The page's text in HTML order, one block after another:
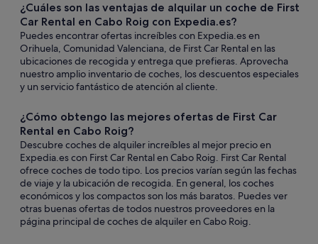
¿Cuáles son las ventajas de alquilar un coche de First
Car Rental en Cabo Roig con Expedia.es?
Puedes encontrar ofertas increíbles con Expedia.es en
Orihuela, Comunidad Valenciana, de First Car Rental en las
ubicaciones de recogida y entrega que prefieras. Aprovecha
nuestro amplio inventario de coches, los descuentos especiales
y un servicio fantástico de atención al cliente.
¿Cómo obtengo las mejores ofertas de First Car
Rental en Cabo Roig?
Descubre coches de alquiler increíbles al mejor precio en
Expedia.es con First Car Rental en Cabo Roig. First Car Rental
ofrece coches de todo tipo. Los precios varían según las fechas
de viaje y la ubicación de recogida. En general, los coches
económicos y los compactos son los más baratos. Puedes ver
otras buenas ofertas de todos nuestros proveedores en la
página principal de coches de alquiler en Cabo Roig.